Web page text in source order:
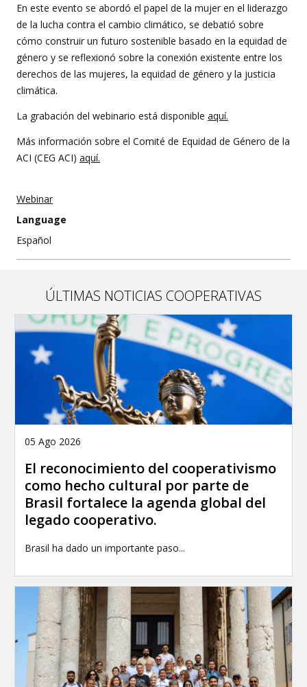
En este evento se abordó el papel de la mujer en el liderazgo
de la lucha contra el cambio climático, se debatió sobre
cómo construir un futuro sostenible basado en la equidad de
género y se reflexionó sobre la conexión existente entre los
derechos de las mujeres, la equidad de género y la justicia
climática.
La grabación del webinario está disponible aquí.
Más información sobre el Comité de Equidad de Género de la
ACI (CEG ACI) aquí.
Webinar
Language
Español
ÚLTIMAS NOTICIAS COOPERATIVAS
05 Ago 2026
El reconocimiento del cooperativismo
como hecho cultural por parte de
Brasil fortalece la agenda global del
legado cooperativo.
Brasil ha dado un importante paso...